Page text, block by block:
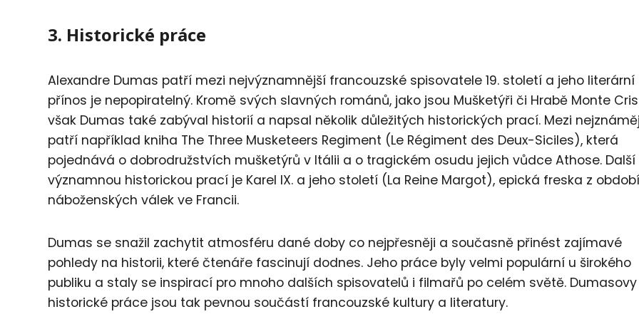
3. Historické práce
Alexandre Dumas patří mezi nejvýznamnější francouzské spisovatele 19. století a jeho literární
přínos je nepopiratelný. Kromě svých slavných románů, jako jsou Mušketýři či Hrabě Monte
však Dumas také zabýval historií a napsal několik důležitých historických prací. Mezi
patří například kniha The Three Musketeers Regiment (Le Régiment des Deux-Siciles), která
pojednává o dobrodružstvích mušketýrů v Itálii a o tragickém osudu jejich vůdce Athose. Další
významnou historickou prací je Karel IX. a jeho století (La Reine Margot), epická freska z období
náboženských válek ve Francii.
Dumas se snažil zachytit atmosféru dané doby co nejpřesněji a současně přinést zajímavé
pohledy na historii, které čtenáře fascinují dodnes. Jeho práce byly velmi populární u širokého
publiku a staly se inspirací pro mnoho dalších spisovatelů i filmařů po celém světě. Dumasovy
historické práce jsou tak pevnou součástí francouzské kultury a literatury.